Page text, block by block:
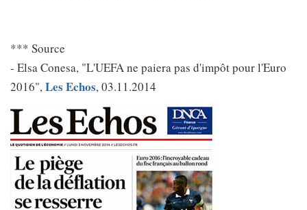
*** Source
- Elsa Conesa, "L'UEFA ne paiera pas d'impôt pour l'Euro
2016",Les Echos, 03.11.2014